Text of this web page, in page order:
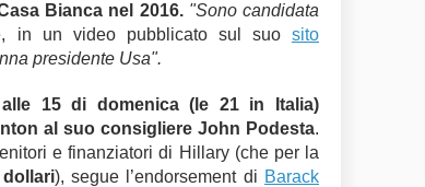
Bianca nel 2016. "Sono candidata
in un video pubblicato sul suosito
presidente Usa".
alle 15 di domenica (le 21 in Italia)
al suo consigliere John Podesta.
e finanziatori di Hillary (che per la
), segue l’endorsement di Barack